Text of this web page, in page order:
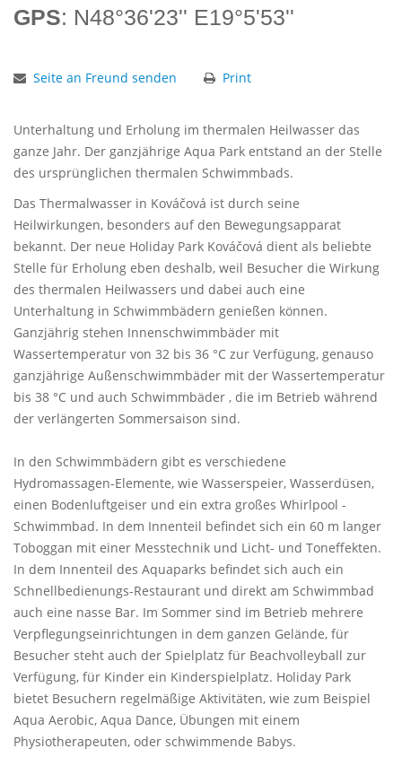
GPS: N48°36'23'' E19°5'53''
Seite an Freund senden Print
Unterhaltung und Erholung im thermalen Heilwasser das
ganze Jahr. Der ganzjährige Aqua Park entstand an der Stelle
des ursprünglichen thermalen Schwimmbads.
Das Thermalwasser in Kováčová ist durch seine
Heilwirkungen, besonders auf den Bewegungsapparat
bekannt. Der neue Holiday Park Kováčová dient als beliebte
Stelle für Erholung eben deshalb, weil Besucher die Wirkung
des thermalen Heilwassers und dabei auch eine
Unterhaltung in Schwimmbädern genießen können.
Ganzjährig stehen Innenschwimmbäder mit
Wassertemperatur von 32 bis 36 °C zur Verfügung, genauso
ganzjährige Außenschwimmbäder mit der Wassertemperatur
bis 38 °C und auch Schwimmbäder , die im Betrieb während
der verlängerten Sommersaison sind.
In den Schwimmbädern gibt es verschiedene
Hydromassagen-Elemente, wie Wasserspeier, Wasserdüsen,
einen Bodenluftgeiser und ein extra großes Whirlpool -
Schwimmbad. In dem Innenteil befindet sich ein 60 m langer
Toboggan mit einer Messtechnik und Licht- und Toneffekten.
In dem Innenteil des Aquaparks befindet sich auch ein
Schnellbedienungs-Restaurant und direkt am Schwimmbad
auch eine nasse Bar. Im Sommer sind im Betrieb mehrere
Verpflegungseinrichtungen in dem ganzen Gelände, für
Besucher steht auch der Spielplatz für Beachvolleyball zur
Verfügung, für Kinder ein Kinderspielplatz. Holiday Park
bietet Besuchern regelmäßige Aktivitäten, wie zum Beispiel
Aqua Aerobic, Aqua Dance, Übungen mit einem
Physiotherapeuten, oder schwimmende Babys.